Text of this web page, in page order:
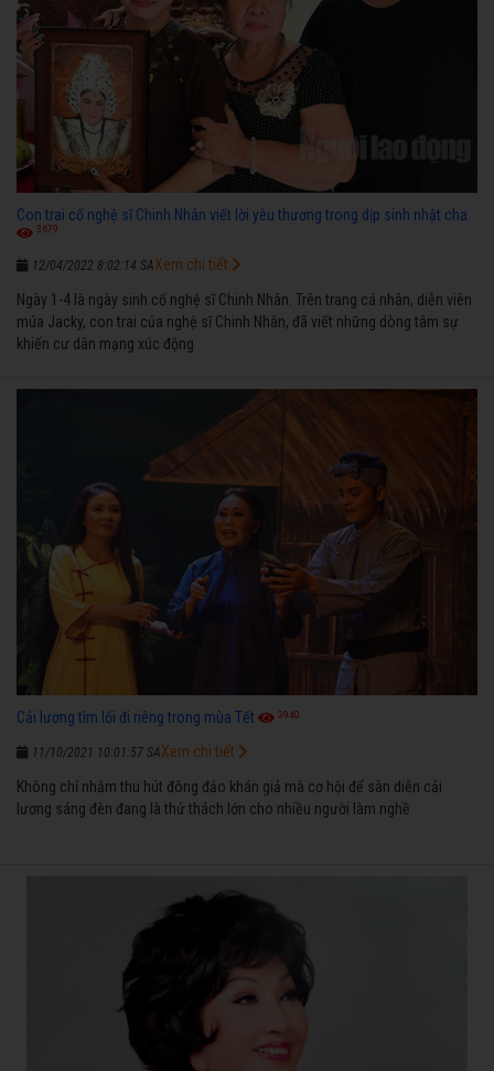
Con trai cố nghệ sĩ Chinh Nhân viết lời yêu thương trong dịp sinh nhật cha
3679
12/04/2022 8:02:14 SA
Ngày 1-4 là ngày sinh cố nghệ sĩ Chinh Nhân. Trên trang cá nhân, diễn viên
múa Jacky, con trai của nghệ sĩ Chinh Nhân, đã viết những dòng tâm sự
khiến cư dân mạng xúc động
Xem chi tiết
Cải lương tìm lối đi riêng trong mùa Tết 3940
11/10/2021 10:01:57 SA
Không chỉ nhằm thu hút đông đảo khán giả mà cơ hội để sàn diễn cải
lương sáng đèn đang là thử thách lớn cho nhiều người làm nghề
Xem chi tiết